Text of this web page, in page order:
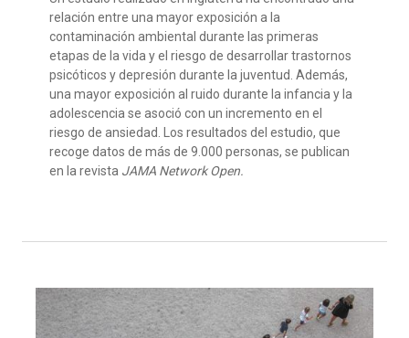
relación entre una mayor exposición a la
contaminación ambiental durante las primeras
etapas de la vida y el riesgo de desarrollar trastornos
psicóticos y depresión durante la juventud. Además,
una mayor exposición al ruido durante la infancia y la
adolescencia se asoció con un incremento en el
riesgo de ansiedad. Los resultados del estudio, que
recoge datos de más de 9.000 personas, se publican
en la revista JAMA Network Open.